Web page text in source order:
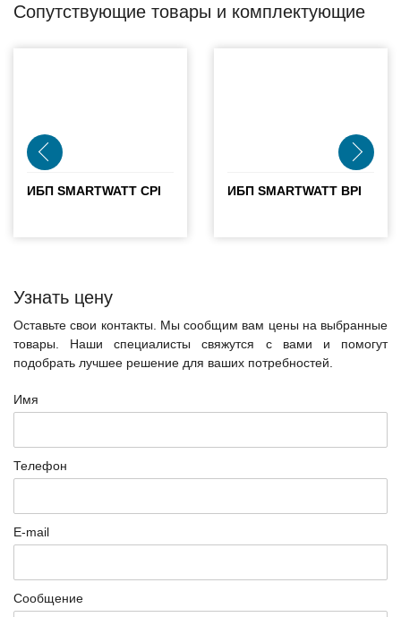
Сопутствующие товары и комплектующие
ИБП SMARTWATT CPI ИБП SMARTWATT BPI
Узнать цену
Оставьте свои контакты. Мы сообщим вам цены на выбранные
товары. Наши специалисты свяжутся с вами и помогут
подобрать лучшее решение для ваших потребностей.
Имя
Телефон
E-mail
Сообщение